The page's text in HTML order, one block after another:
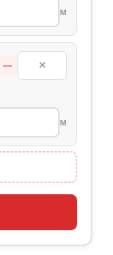
м
— ✕
м